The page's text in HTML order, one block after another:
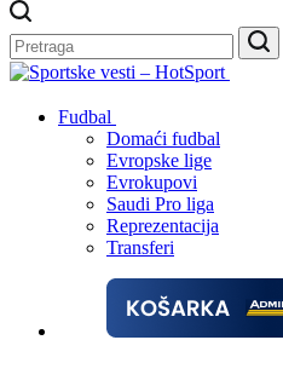
Fudbal
Domaći fudbal
Evropske lige
Evrokupovi
Saudi Pro liga
Reprezentacija
Transferi